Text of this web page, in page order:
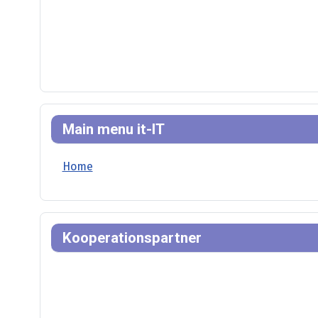
Main menu it-IT
Home
Kooperationspartner